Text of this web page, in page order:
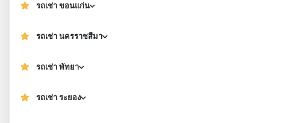
รถเช่า ขอนแก่น
รถเช่า นครราชสีมา
รถเช่า พัทยา
รถเช่า ระยอง